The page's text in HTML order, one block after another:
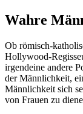
Wahre
Ob römisch-
Hollywood-
irgendeine andere
der Männlichkeit,
Männlichkeit sich
von Frauen zu